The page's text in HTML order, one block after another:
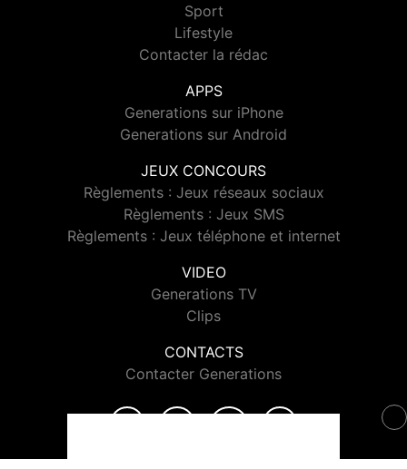
Sport
Lifestyle
Contacter la rédac
APPS
Generations sur iPhone
Generations sur Android
JEUX CONCOURS
Règlements : Jeux réseaux sociaux
Règlements : Jeux SMS
Règlements : Jeux téléphone et internet
VIDEO
Generations TV
Clips
CONTACTS
Contacter Generations